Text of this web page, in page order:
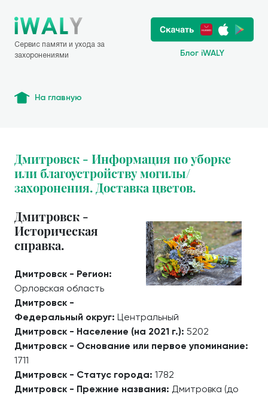
Сервис памяти и ухода за
захоронениями
Блог iWALY
На главную
Дмитровск - Информация по уборке
или благоустройству могилы/
захоронения. Доставка цветов.
Дмитровск -
Историческая
справка.
Дмитровск - Регион:
Орловская область
Дмитровск -
Федеральный округ: Центральный
Дмитровск - Население (на 2021 г.): 5202
Дмитровск - Основание или первое упоминание:
1711
Дмитровск - Статус города: 1782
Дмитровск - Прежние названия: Дмитровка (до